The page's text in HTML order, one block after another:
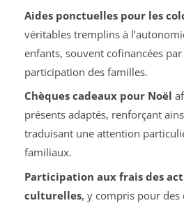
Aides ponctuelles pour les
véritables tremplins à
enfants, souvent cofinancées
participation des familles.
Chèques cadeaux pour Noël
présents adaptés, renforçant
traduisant une attention
familiaux.
Participation aux frais des
culturelles, y compris pour des